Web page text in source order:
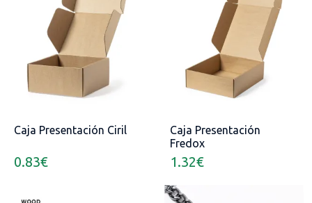
Caja Presentación Ciril
0.83€
Caja Presentación
Fredox
1.32€